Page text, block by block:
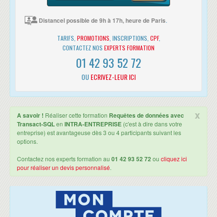
Travailler avec les chaînes de caractères
UTILISATION DE DML POUR MODIFIER DES DONNÉES
Insérer des données
Modifier et supprimer des données
UTILISATION DES FONCTIONS INTÉGRÉES
Ecrire des requêtes avec les fonctions intégrées
Utiliser les fonctions de conversion
GROUPER ET AGRÉGER DES DONNÉES
Utiliser les fonctions d'agrégation
Filtrer les groupes avec HAVING
UTILISATION DES SOUS-REQUÊTES
Ecrire des sous-requêtes corrélées
Utiliser le prédicat EXISTS avec les sous-requêtes
Distancel possible de 9h à 17h, heure de Paris.
TARIFS, PROMOTIONS , INSCRIPTIONS, CPF,
CONTACTEZ NOS EXPERTS FORMATION
01 42 93 52 72
OU ECRIVEZ-LEUR ICI
x
A savoir ! Réaliser cette formation Requêtes de données avec
Transact-SQLen INTRA-ENTREPRISE (c'est à dire dans votre
entreprise) est avantageuse dès 3 ou 4 participants suivant les
options.
Contactez nos experts formation au 01 42 93 52 72 ou cliquez ici
pour réaliser un devis personnalisé.